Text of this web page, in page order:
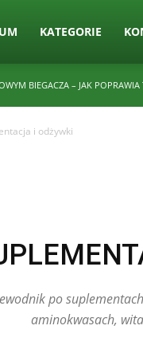
KATEGORIE
BIEGACZA – JAK
i odżywki
po
aminokwasach,